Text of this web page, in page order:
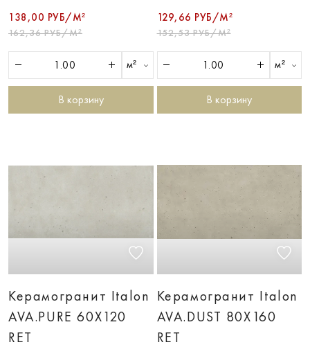
138,00 РУБ/М²
162,36 РУБ/М²
м²
В корзину
129,66 РУБ/М²
152,53 РУБ/М²
м²
В корзину
Керамогранит Italon
AVA.PURE 60X120
RET
Керамогранит Italon
AVA.DUST 80X160
RET